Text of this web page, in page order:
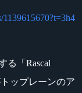
る「Rascal
トップレーンのア